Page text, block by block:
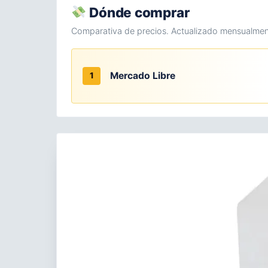
Dónde comprar
Comparativa de precios. Actualizado
1 Mercado Libre